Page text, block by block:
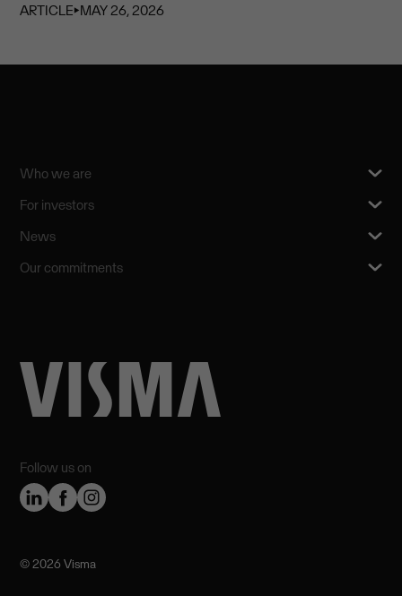
ARTICLE⏵MAY 26, 2026
Follow us on
Who we are
For investors
News
Our commitments
©️ 2026 Visma